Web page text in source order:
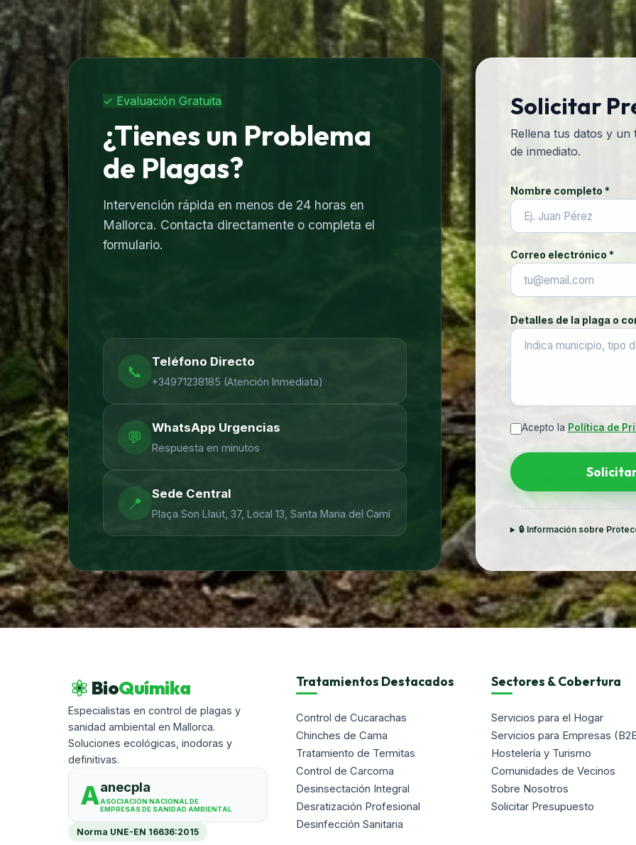
✓ Evaluación Gratuita
¿Tienes un Problema
de Plagas?
Intervención rápida en menos de 24 horas en
Mallorca. Contacta directamente o completa el
formulario.
📞
Teléfono Directo
+34971238185 (Atención Inmediata)
💬
WhatsApp Urgencias
Respuesta en minutos
📍
Sede Central
Plaça Son Llaüt, 37, Local 13 Santa Maria del Camí
Solicitar
Rellena tus datos y
de inmediato.
Nombre completo *
Correo electrónico *
Detalles de la plaga o
Acepto la Política de
🔒 Información sobre
BioQuímika
Especialistas en control de plagas y
sanidad ambiental en Mallorca.
Soluciones ecológicas, inodoras y
definitivas.
Aanecpla
ASOCIACIÓN NACIONAL DE
EMPRESAS DE SANIDAD AMBIENTAL
Norma UNE-EN 16636:2015
Tratamientos Destacados
Control de Cucarachas
Chinches de Cama
Tratamiento de Termitas
Control de Carcoma
Desinsectación Integral
Desratización Profesional
Desinfección Sanitaria
Sectores & Cobertura
Servicios para el Hogar
Servicios para Empresas
Hostelería y Turismo
Comunidades de Vecinos
Sobre Nosotros
Solicitar Presupuesto